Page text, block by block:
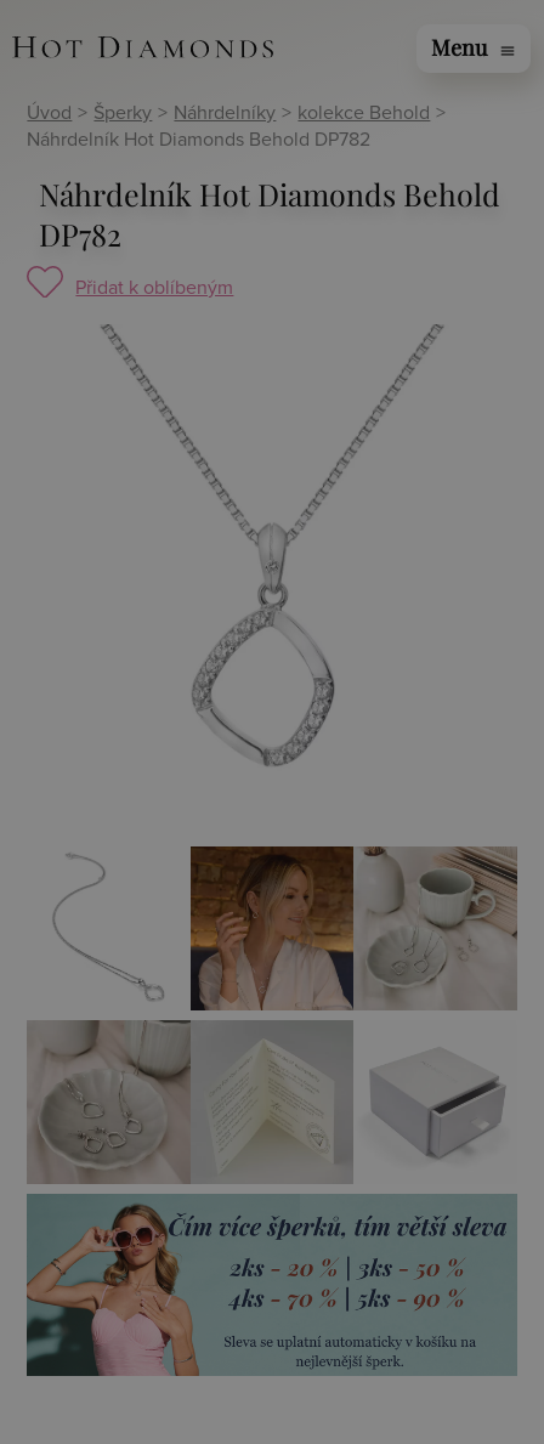
Menu menu
Úvod > Šperky > Náhrdelníky > kolekce Behold >
Náhrdelník Hot Diamonds Behold DP782
Náhrdelník Hot Diamonds Behold
DP782
Přidat k oblíbeným